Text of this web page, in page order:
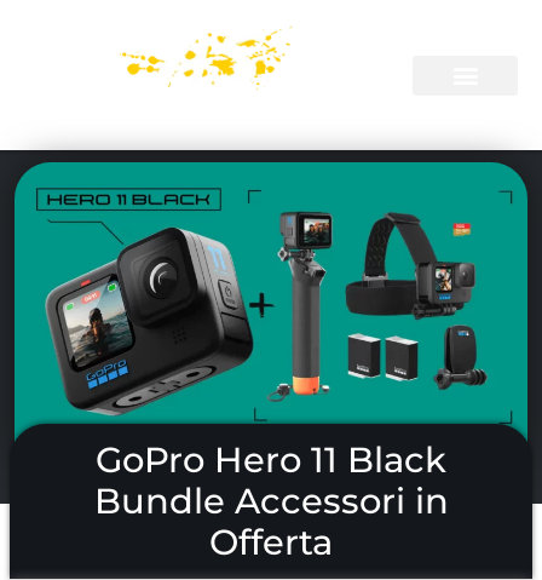
GoPro Hero 11 Black
Bundle Accessori in
Offerta